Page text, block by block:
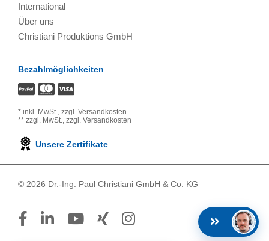
International
Über uns
Christiani Produktions GmbH
Bezahlmöglichkeiten
* inkl. MwSt., zzgl. Versandkosten
** zzgl. MwSt., zzgl. Versandkosten
Unsere Zertifikate
© 2026 Dr.-Ing. Paul Christiani GmbH & Co. KG